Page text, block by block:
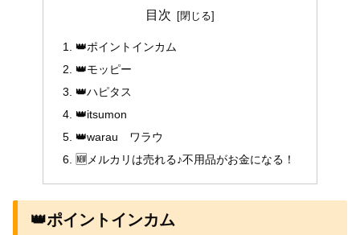
目次
👑ポイントインカム
👑モッピー
👑ハピタス
👑itsumon
👑warau ワラウ
🆕メルカリは売れる♪不用品がお金になる！
👑ポイントインカム